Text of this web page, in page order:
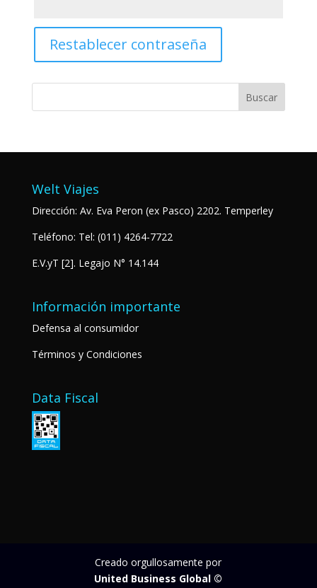
Restablecer contraseña
Welt Viajes
Dirección: Av. Eva Peron (ex Pasco) 2202. Temperley
Teléfono: Tel: (011) 4264-7722
E.V.yT [2]. Legajo N° 14.144
Información importante
Defensa al consumidor
Términos y Condiciones
Data Fiscal
Creado orgullosamente por
United Business Global ©